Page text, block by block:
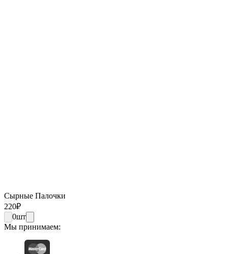
Сырные Палочки
220₽
0шт
Мы принимаем: